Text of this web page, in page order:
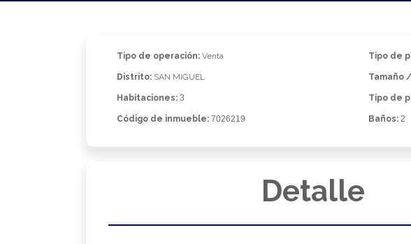
Tipo de operación: Venta
Distrito: SAN MIGUEL
Habitaciones: 3
Código de inmueble: 7026219
Tipo de
Tamaño
Tipo de
Baños: 2
Detalle